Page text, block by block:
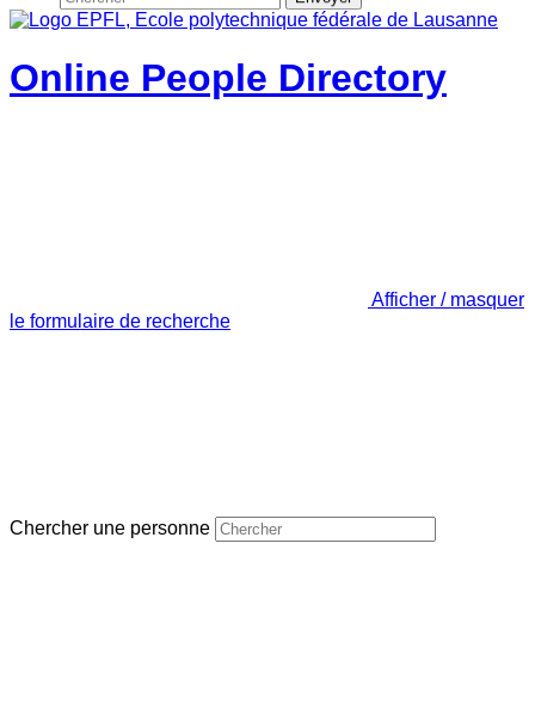
Online People Directory
Afficher / masquer
le formulaire de recherche
Chercher une personne